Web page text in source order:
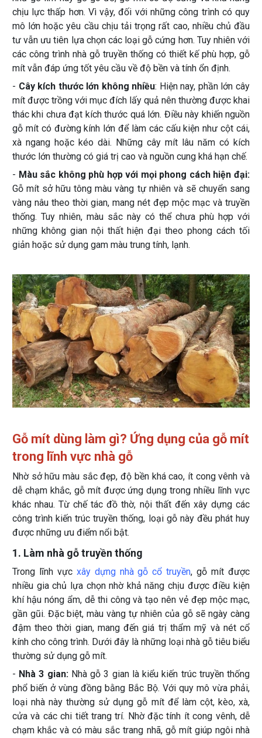
chịu lực thấp hơn. Vì vậy, đối với những công trình có quy
mô lớn hoặc yêu cầu chịu tải trọng rất cao, nhiều chủ đầu
tư vẫn ưu tiên lựa chọn các loại gỗ cứng hơn. Tuy nhiên với
các công trình nhà gỗ truyền thống có thiết kế phù hợp, gỗ
mít vẫn đáp ứng tốt yêu cầu về độ bền và tính ổn định.
- Cây kích thước lớn không nhiều: Hiện nay, phần lớn cây
mít được trồng với mục đích lấy quả nên thường được khai
thác khi chưa đạt kích thước quá lớn. Điều này khiến nguồn
gỗ mít có đường kính lớn để làm các cấu kiện như cột cái,
xà ngang hoặc kéo dài. Những cây mít lâu năm có kích
thước lớn thường có giá trị cao và nguồn cung khá hạn chế.
- Màu sắc không phù hợp với mọi phong cách hiện đại:
Gỗ mít sở hữu tông màu vàng tự nhiên và sẽ chuyển sang
vàng nâu theo thời gian, mang nét đẹp mộc mạc và truyền
thống. Tuy nhiên, màu sắc này có thể chưa phù hợp với
những không gian nội thất hiện đại theo phong cách tối
giản hoặc sử dụng gam màu trung tính, lạnh.
Gỗ mít dùng làm gì? Ứng dụng của gỗ mít
trong lĩnh vực nhà gỗ
Nhờ sở hữu màu sắc đẹp, độ bền khá cao, ít cong vênh và
dễ chạm khắc, gỗ mít được ứng dụng trong nhiều lĩnh vực
khác nhau. Từ chế tác đồ thờ, nội thất đến xây dựng các
công trình kiến trúc truyền thống, loại gỗ này đều phát huy
được những ưu điểm nổi bật.
1. Làm nhà gỗ truyền thống
Trong lĩnh vực xây dựng nhà gỗ cổ truyền, gỗ mít được
nhiều gia chủ lựa chọn nhờ khả năng chịu được điều kiện
khí hậu nóng ẩm, dễ thi công và tạo nên vẻ đẹp mộc mạc,
gần gũi. Đặc biệt, màu vàng tự nhiên của gỗ sẽ ngày càng
đậm theo thời gian, mang đến giá trị thẩm mỹ và nét cổ
kính cho công trình. Dưới đây là những loại nhà gỗ tiêu biểu
thường sử dụng gỗ mít.
- Nhà 3 gian: Nhà gỗ 3 gian là kiểu kiến trúc truyền thống
phổ biến ở vùng đồng bằng Bắc Bộ. Với quy mô vừa phải,
loại nhà này thường sử dụng gỗ mít để làm cột, kèo, xà,
cửa và các chi tiết trang trí. Nhờ đặc tính ít cong vênh, dễ
chạm khắc và có màu sắc trang nhã, gỗ mít giúp ngôi nhà